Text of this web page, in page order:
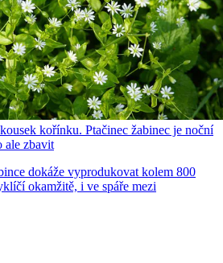
kořínku. Ptačinec žabinec je noční
ale zbavit
dokáže vyprodukovat kolem 800
okamžitě, i ve spáře mezi